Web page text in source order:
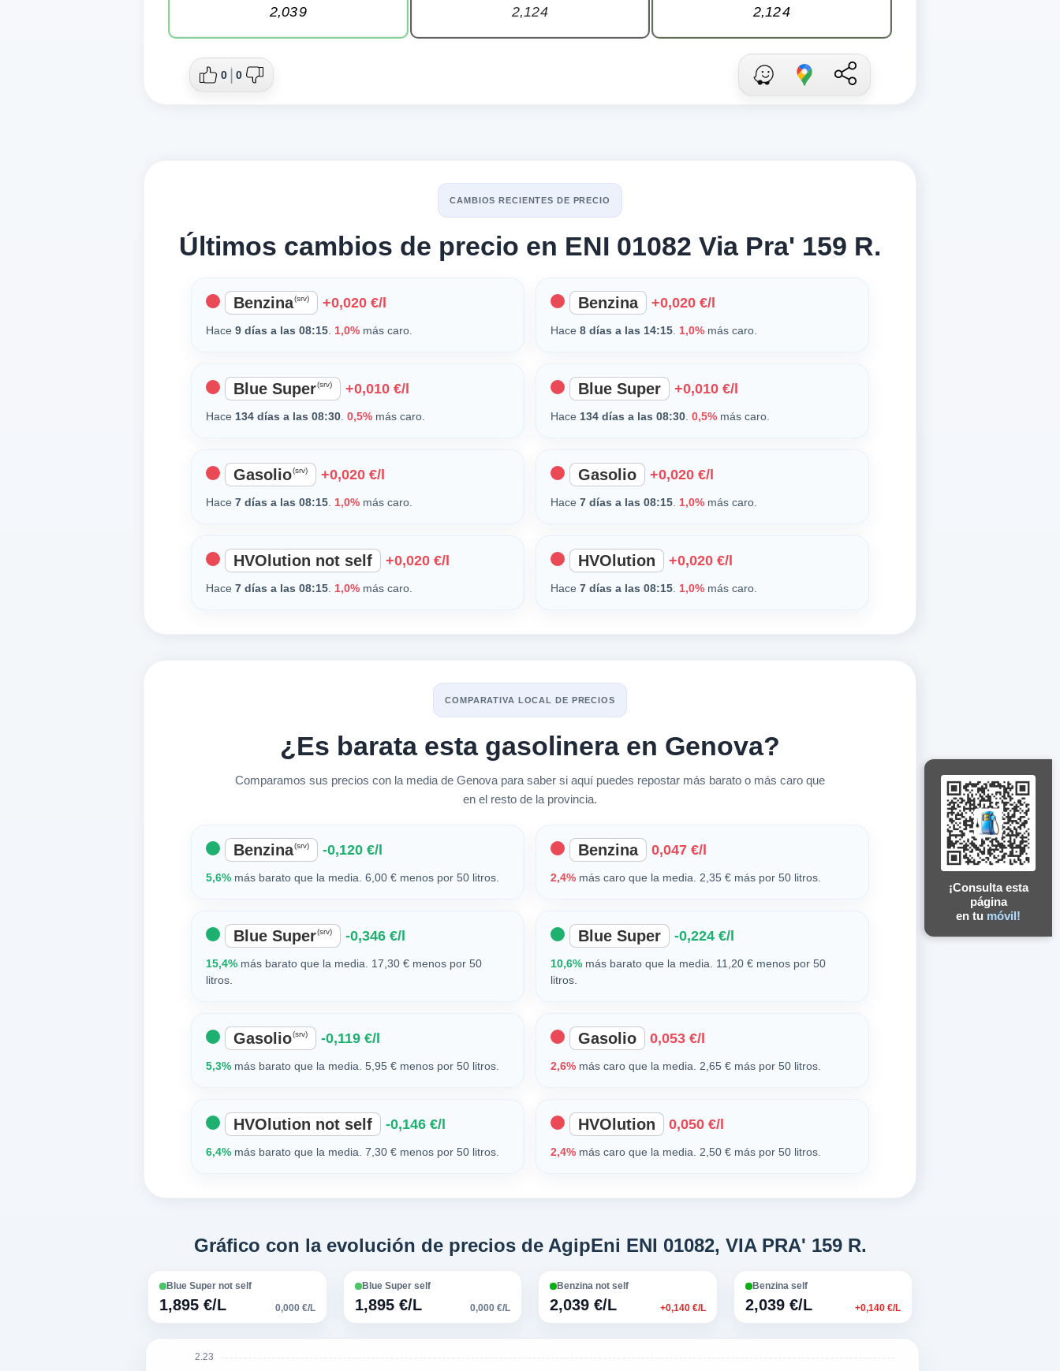
¡Consulta esta
página
en tu móvil!
2,039 2,124 2,124
0 0
CAMBIOS RECIENTES DE PRECIO
Últimos cambios de precio en ENI 01082 Via Pra' 159 R.
Benzina(srv) +0,020 €/l
Hace 9 días a las 08:15 1,0% más caro.
Benzina +0,020 €/l
Hace 8 días a las 14:15 1,0% más caro.
Blue Super(srv) +0,010 €/l
Hace 134 días a las 08:30 0,5% más caro.
Blue Super +0,010 €/l
Hace 134 días a las 08:30 0,5% más caro.
Gasolio(srv) +0,020 €/l
Hace 7 días a las 08:15 1,0% más caro.
Gasolio +0,020 €/l
Hace 7 días a las 08:15 1,0% más caro.
HVOlution not self +0,020 €/l
Hace 7 días a las 08:15 1,0% más caro.
HVOlution +0,020 €/l
Hace 7 días a las 08:15 1,0% más caro.
COMPARATIVA LOCAL DE PRECIOS
¿Es barata esta gasolinera en Genova?
Comparamos sus precios con la media de Genova para saber si aquí puedes repostar más barato o más caro que
en el resto de la provincia.
Benzina(srv) -0,120 €/l
5,6% más barato que la media. 6,00 € menos por 50 litros.
Benzina 0,047 €/l
2,4% más caro que la media. 2,35 € más por 50 litros.
Blue Super(srv) -0,346 €/l
15,4% más barato que la media. 17,30 € menos por 50
litros.
Blue Super -0,224 €/l
10,6% más barato que la media. 11,20 € menos por 50
litros.
Gasolio(srv) -0,119 €/l
5,3% más barato que la media. 5,95 € menos por 50 litros.
Gasolio 0,053 €/l
2,6% más caro que la media. 2,65 € más por 50 litros.
HVOlution not self -0,146 €/l
6,4% más barato que la media. 7,30 € menos por 50 litros.
HVOlution 0,050 €/l
2,4% más caro que la media. 2,50 € más por 50 litros.
Gráfico con la evolución de precios de AgipEni ENI 01082, VIA PRA' 159 R.
Blue Super not self
1,895 €/L 0,000 €/L
Blue Super self
1,895 €/L 0,000 €/L
Benzina not self
2,039 €/L +0,140 €/L
Benzina self
2,039 €/L +0,140 €/L